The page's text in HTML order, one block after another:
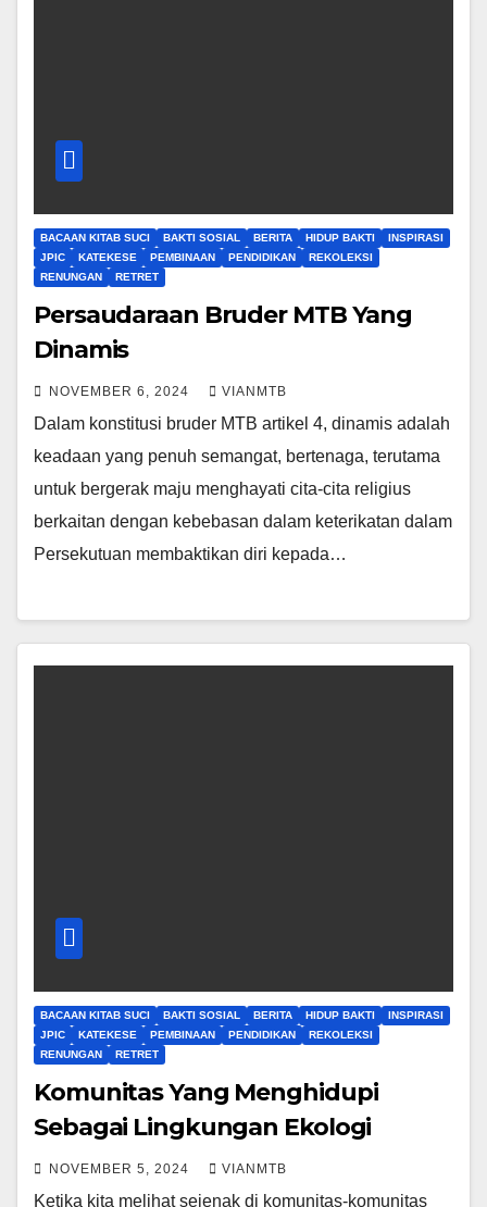
BACAAN KITAB SUCI BAKTI SOSIAL BERITA HIDUP BAKTI
INSPIRASI
JPIC
KATEKESE PEMBINAAN PENDIDIKAN
REKOLEKSI
RENUNGAN
RETRET
Persaudaraan Bruder MTB Yang
Dinamis
NOVEMBER 6, 2024 VIANMTB
Dalam konstitusi bruder MTB artikel 4, dinamis adalah
keadaan yang penuh semangat, bertenaga, terutama
untuk bergerak maju menghayati cita-cita religius
berkaitan dengan kebebasan dalam keterikatan dalam
Persekutuan membaktikan diri kepada…
BACAAN KITAB SUCI BAKTI SOSIAL BERITA HIDUP BAKTI
INSPIRASI
JPIC
KATEKESE PEMBINAAN PENDIDIKAN
REKOLEKSI
RENUNGAN
RETRET
Komunitas Yang Menghidupi
Sebagai Lingkungan Ekologi
NOVEMBER 5, 2024 VIANMTB
Ketika kita melihat sejenak di komunitas-komunitas